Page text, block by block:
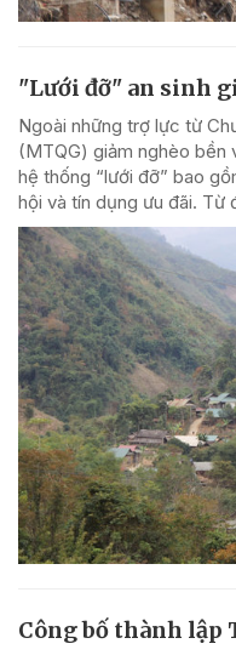
"Lưới đỡ" an sinh
Ngoài những trợ lực từ
(MTQG) giảm nghèo bền
hệ thống “lưới đỡ” bao
hội và tín dụng ưu đãi. Từ
Công bố thành lập